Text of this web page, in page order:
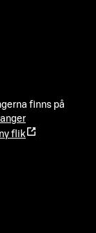
finns på
flik